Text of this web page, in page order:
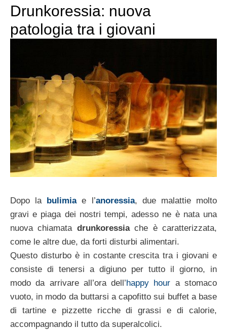
Drunkoressia: nuova
patologia tra i giovani
Dopo la bulimiae l’anoressia, due malattie molto
gravi e piaga dei nostri tempi, adesso ne è nata una
nuova chiamata drunkoressiache è caratterizzata,
come le altre due, da forti disturbi alimentari.
Questo disturbo è in costante crescita tra i giovani e
consiste di tenersi a digiuno per tutto il giorno, in
modo da arrivare all’ora dell’happy hour a stomaco
vuoto, in modo da buttarsi a capofitto sui buffet a base
di tartine e pizzette ricche di grassi e di calorie,
accompagnando il tutto da superalcolici.